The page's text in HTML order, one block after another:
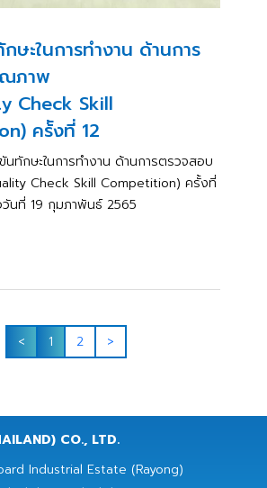
ษะในการทํางาน ด้านการ
ภาพ
Check Skill
คร้ังที่ 12
นทักษะในการทำงาน ด้านการตรวจสอบ
Check Skill Competition) ครั้งที่
นที่ 19 กุมภาพันธ์ 2565
< 1 2 >
CO., LTD.
Industrial Estate (Rayong)